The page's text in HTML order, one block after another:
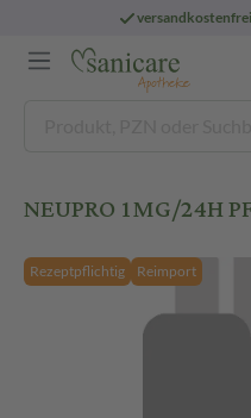
versandkostenfrei
NEUPRO 1MG/24H
Rezeptpflichtig Reimport